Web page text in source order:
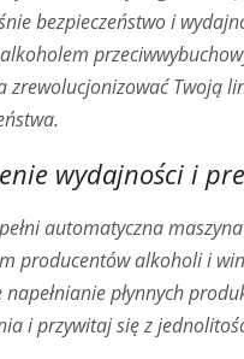
bezpieczeństwo i
zrewolucjonizować Twoją
wydajności i
automatyczna
producentów alkoholi i
napełnianie płynnych
i przywitaj się z